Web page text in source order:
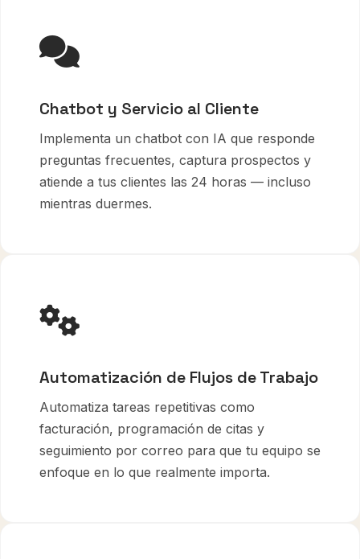
Chatbot y Servicio al Cliente
Implementa un chatbot con IA que responde
preguntas frecuentes, captura prospectos y
atiende a tus clientes las 24 horas — incluso
mientras duermes.
Automatización de Flujos de Trabajo
Automatiza tareas repetitivas como
facturación, programación de citas y
seguimiento por correo para que tu equipo se
enfoque en lo que realmente importa.